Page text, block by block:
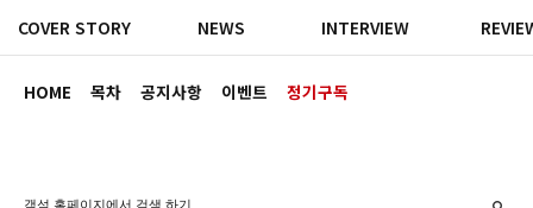
HOME 목차 공지사항 이벤트 정기구독
COVER STORY NEWS INTERVIEW